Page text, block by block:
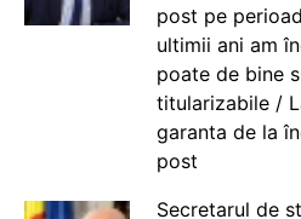
post pe
ultimii ani am
poate de bine
titularizabile /
garanta de la
post
Secretarul de